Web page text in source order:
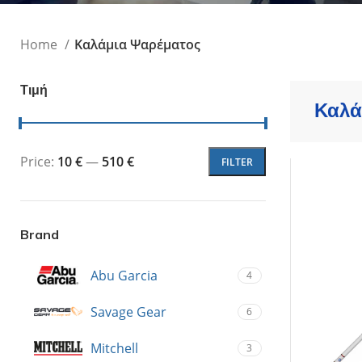
Τεχνητά Tai
Home Καλάμια Ψαρέματος
Τιμή
FILTER
Price: 10 €— 510 €
Brand
Abu Garcia 4
Savage Gear 6
Mitchell 3